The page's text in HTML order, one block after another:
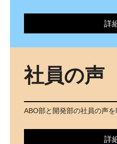
詳
社員の声
ABO部と開発部の社員の声
詳